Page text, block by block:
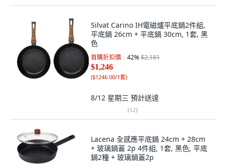
Silvat Carino IH電磁爐平底鍋2件組,
平底鍋 26cm + 平底鍋 30cm, 1套, 黑
色
首購折扣價 42%$2,181
$1,246
($1246.00/1套)
8/12 星期三 預計送達
(12)
Lacena 全感應平底鍋 24cm + 28cm
+ 玻璃鍋蓋 2p 4件組, 1套, 黑色, 平底
鍋2種 + 玻璃鍋蓋2p